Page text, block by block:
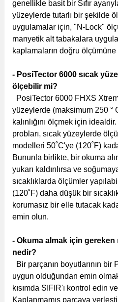
genellikle basit bir Sıfır
yüzeylerde tutarlı bir şekilde
uygulamalar için, "N-Lock"
manyetik alt tabakalara
kaplamaların doğru ölçümüne
- PosiTector 6000 sıcak
ölçebilir mi?
PosiTector 6000 FHXS
yüzeylerde (maksimum 250 °
kalınlığını ölçmek için
probları, sıcak yüzeylerde
modelleri 50˚C'ye (120˚F)
Bununla birlikte, bir okuma
yukarı kaldırılırsa ve
sıcaklıklarda ölçümler
(120˚F) daha düşük bir
korumasız bir elle tutacak
emin olun.
- Okuma almak için
nedir?
Bir parçanın boyutlarının
uygun olduğundan emin
kısımda SIFIR'ı kontrol edin
Kaplanmamış parçaya